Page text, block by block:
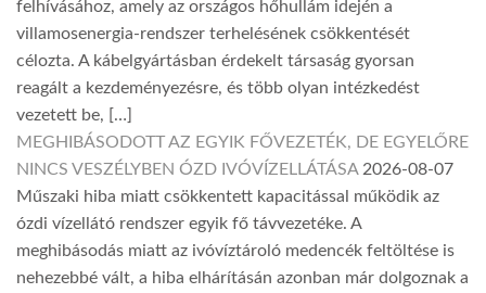
felhívásához, amely az országos hőhullám idején a
villamosenergia-rendszer terhelésének csökkentését
célozta. A kábelgyártásban érdekelt társaság gyorsan
reagált a kezdeményezésre, és több olyan intézkedést
vezetett be, […]
MEGHIBÁSODOTT AZ EGYIK FŐVEZETÉK, DE EGYELŐRE
NINCS VESZÉLYBEN ÓZD IVÓVÍZELLÁTÁSA 2026-08-07
Műszaki hiba miatt csökkentett kapacitással működik az
ózdi vízellátó rendszer egyik fő távvezetéke. A
meghibásodás miatt az ivóvíztároló medencék feltöltése is
nehezebbé vált, a hiba elhárításán azonban már dolgoznak a